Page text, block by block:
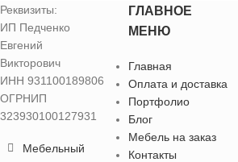
Реквизиты:
ИП Педченко
Евгений
Викторович
ИНН 931100189806
ОГРНИП
323930100127931
Мебельный
ГЛАВНОЕ
МЕНЮ
Главная
Оплата и доставка
Портфолио
Блог
Мебель на заказ
Контакты